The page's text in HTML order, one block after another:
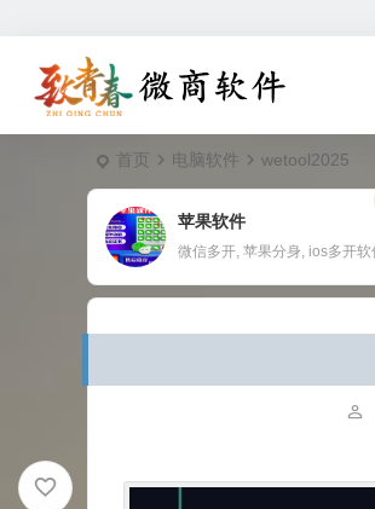
首页 电脑软件 wetool2025
苹果软件